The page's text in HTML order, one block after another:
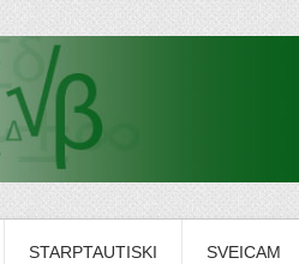
STARPTAUTISKI SVEICAM